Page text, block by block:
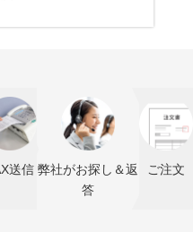
送信 弊社がお探し＆返
答
ご注文